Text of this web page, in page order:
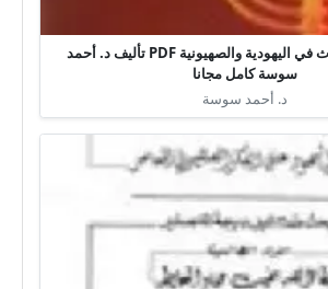
تحميل كتاب أبحاث في اليهودية والصهيونية PDF تأليف د. أحمد
سوسة كامل مجانا
د. أحمد سوسة